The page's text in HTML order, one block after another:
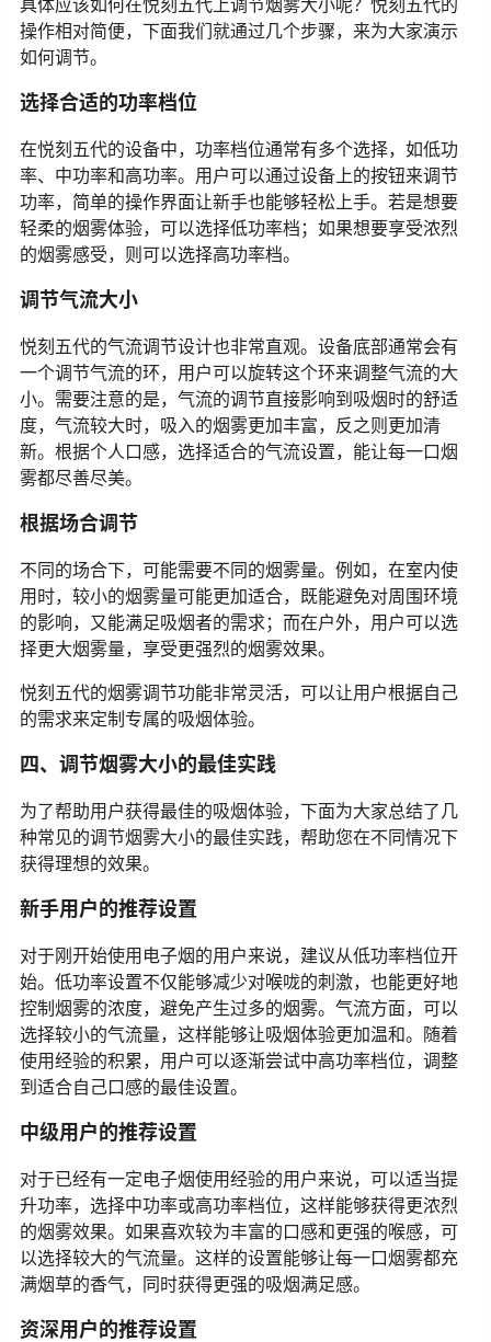
操作相对简便，下面我们就通过几个步骤，来为大家演示
如何调节。
选择合适的功率档位
在悦刻五代的设备中，功率档位通常有多个选择，如低功
率、中功率和高功率。用户可以通过设备上的按钮来调节
功率，简单的操作界面让新手也能够轻松上手。若是想要
轻柔的烟雾体验，可以选择低功率档；如果想要享受浓烈
的烟雾感受，则可以选择高功率档。
调节气流大小
悦刻五代的气流调节设计也非常直观。设备底部通常会有
一个调节气流的环，用户可以旋转这个环来调整气流的大
小。需要注意的是，气流的调节直接影响到吸烟时的舒适
度，气流较大时，吸入的烟雾更加丰富，反之则更加清
新。根据个人口感，选择适合的气流设置，能让每一口烟
雾都尽善尽美。
根据场合调节
不同的场合下，可能需要不同的烟雾量。例如，在室内使
用时，较小的烟雾量可能更加适合，既能避免对周围环境
的影响，又能满足吸烟者的需求；而在户外，用户可以选
择更大烟雾量，享受更强烈的烟雾效果。
悦刻五代的烟雾调节功能非常灵活，可以让用户根据自己
的需求来定制专属的吸烟体验。
四、调节烟雾大小的最佳实践
为了帮助用户获得最佳的吸烟体验，下面为大家总结了几
种常见的调节烟雾大小的最佳实践，帮助您在不同情况下
获得理想的效果。
新手用户的推荐设置
对于刚开始使用电子烟的用户来说，建议从低功率档位开
始。低功率设置不仅能够减少对喉咙的刺激，也能更好地
控制烟雾的浓度，避免产生过多的烟雾。气流方面，可以
选择较小的气流量，这样能够让吸烟体验更加温和。随着
使用经验的积累，用户可以逐渐尝试中高功率档位，调整
到适合自己口感的最佳设置。
中级用户的推荐设置
对于已经有一定电子烟使用经验的用户来说，可以适当提
升功率，选择中功率或高功率档位，这样能够获得更浓烈
的烟雾效果。如果喜欢较为丰富的口感和更强的喉感，可
以选择较大的气流量。这样的设置能够让每一口烟雾都充
满烟草的香气，同时获得更强的吸烟满足感。
资深用户的推荐设置